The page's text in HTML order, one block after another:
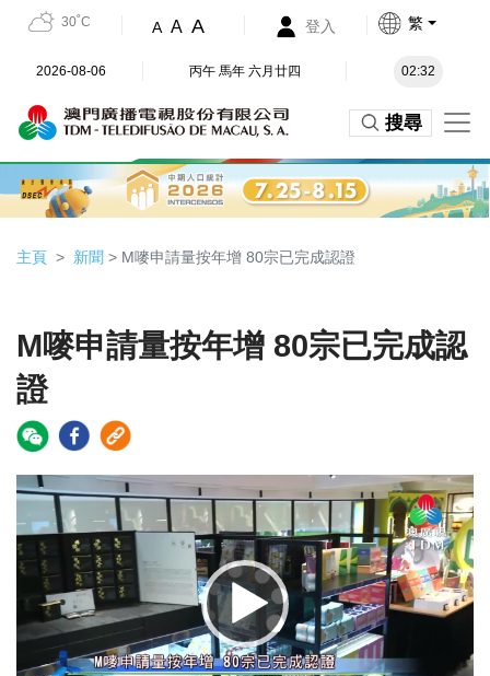
30˚C A A A 登入 繁
2026-08-06 丙午 馬年 六月廿四 02:32
搜尋
主頁 新聞 > M嘜申請量按年增 80宗已完成認證
M嘜申請量按年增 80宗已完成認
證
Video
Player